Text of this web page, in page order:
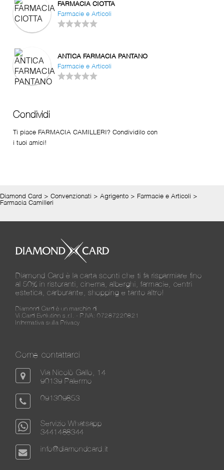
FARMACIA CIOTTA
Farmacie e Articoli
ANTICA FARMACIA PANTANO
Farmacie e Articoli
Condividi
Ti piace FARMACIA CAMILLERI? Condividilo con
i tuoi amici!
Diamond Card > Convenzionati > Agrigento > Farmacie e Articoli >
Farmacia Camilleri
Diamond Card è la carta sconti che ti fa risparmiare fino
al 50% in ristoranti, cinema, alberghi, farmacie, centri
estetica, carburante, shopping e tanto altro!
Diamond Card è un marchio di
Vi.Card Evolution s.r.l. - P.IVA: 07287220821
Informativa sulla Privacy
Come contattarci
Via Nicolò Gallo, 14
90139 Palermo
091309853
Servizio Whatsapp
3441488344
info@diamondcard.it